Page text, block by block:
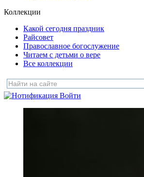
Коллекции
Какой сегодня праздник
Райсовет
Православное богослужение
Читаем с детьми о вере
Все коллекции
Войти